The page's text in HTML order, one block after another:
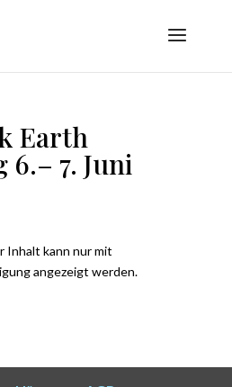
Earth
7. Juni
Inhalt kann nur mit
angezeigt werden.